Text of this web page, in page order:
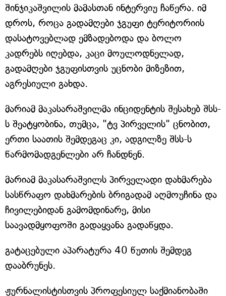
შინჯიკაშვილის მამასთან ინტერვიუ ჩაწერა. იმ
დროს, როცა გადამღები ჯგუფი ტერიტორიის
დასატოვებლად ემზადებოდა და ბოლო
კადრებს იღებდა, კაცი მოულოდნელად,
გადამღები ჯგუფისთვის უცნობი მიზეზით,
აგრესიული გახდა.
მარიამ მაკასარაშვილმა ინციდენტის შესახებ შსს-
ს შეატყობინა, თუმცა, "ტვ პირველის" ცნობით,
ერთი საათის შემდეგაც კი, ადგილზე შსს-ს
წარმომადგენლები არ ჩანდნენ.
მარიამ მაკასარაშვილს პირველადი დახმარება
სასწრაფო დახმარების ბრიგადამ აღმოუჩინა და
ჩივილებიდან გამომდინარე, მისი
საავადმყოფოში გადაყვანა გადაწყდა.
გატაცებული აპარატურა 40 წუთის შემდეგ
დააბრუნეს.
ჟურნალისტისთვის პროფესიულ საქმიანობაში